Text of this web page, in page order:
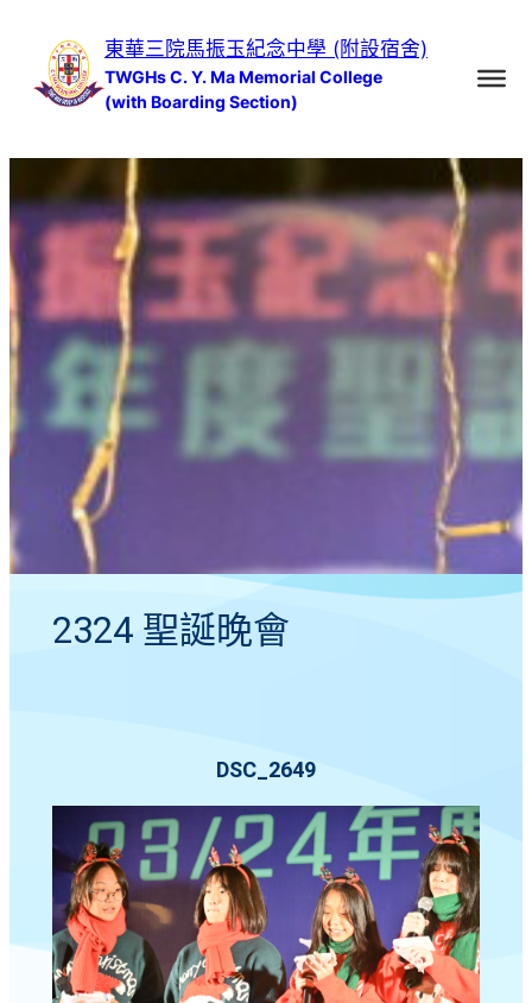
東華三院馬振玉紀念中學 (附設宿舍)
TWGHs C. Y. Ma Memorial College
(with Boarding Section)
2324 聖誕晚會
DSC_2649